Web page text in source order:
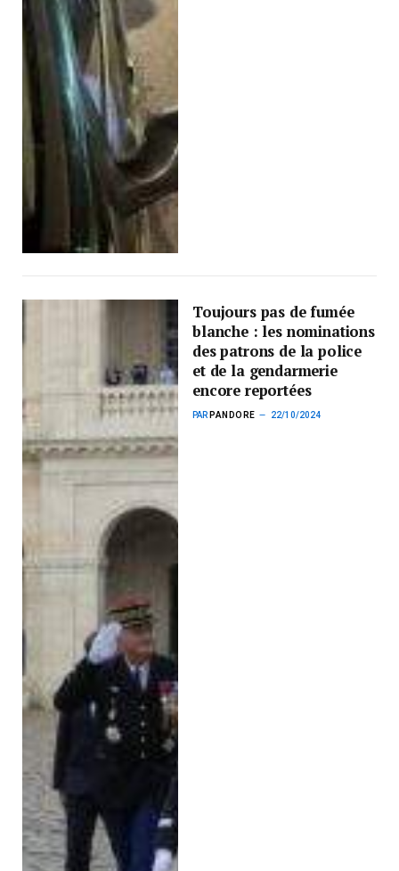
Toujours pas de fumée
blanche : les nominations
des patrons de la police
et de la gendarmerie
encore reportées
PAR PANDORE 22/10/2024